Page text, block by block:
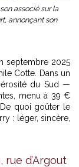
associé sur la
annonçant son
septembre 2025
Cotte. Dans un
du Sud —
menu à 39 €
quoi goûter le
: léger, sincère,
rue d’Argout